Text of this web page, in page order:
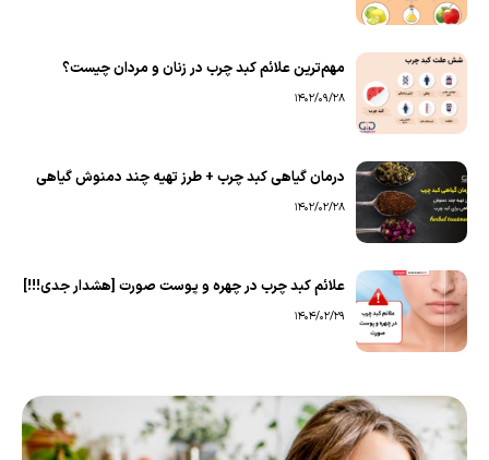
مهم‌ترین علائم کبد چرب در زنان و مردان چیست؟
1402/09/28
درمان گیاهی کبد چرب + طرز تهیه چند دمنوش گیاهی
1402/02/28
علائم کبد چرب در چهره و پوست صورت [هشدار جدی!!!]
1404/02/29